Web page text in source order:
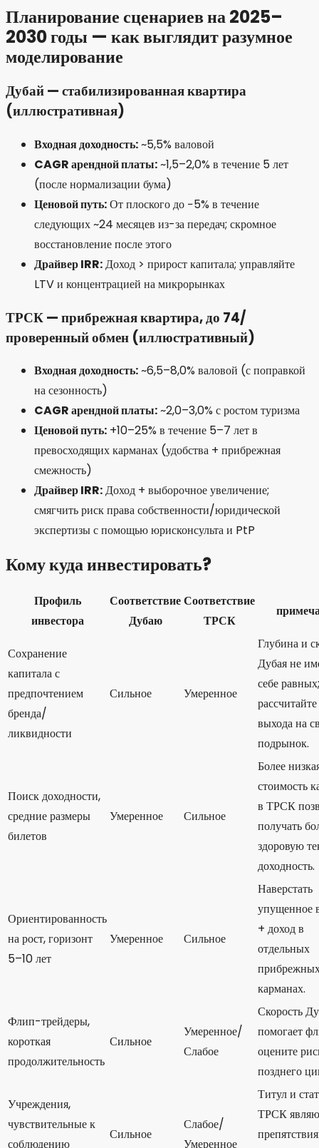
Планирование сценариев на 2025–
2030 годы — как выглядит разумное
моделирование
Дубай — стабилизированная квартира
(иллюстративная)
Входная доходность:~5,5% валовой
CAGR арендной платы:~1,5–2,0% в течение 5 лет
(после нормализации бума)
Ценовой путь:От плоского до −5% в течение
следующих ~24 месяцев из-за передач; скромное
восстановление после этого
Драйвер IRR:Доход > прирост капитала; управляйте
LTV и концентрацией на микрорынках
ТРСК — прибрежная квартира, до 74/
проверенный обмен (иллюстративный)
Входная доходность:~6,5–8,0% валовой (с поправкой
на сезонность)
CAGR арендной платы:~2,0–3,0% с ростом туризма
Ценовой путь: +10–25% в течение 5–7 лет в
превосходящих карманах (удобства + прибрежная
смежность)
Драйвер IRR:Доход + выборочное увеличение;
смягчить риск права собственности/юридической
экспертизы с помощью юрисконсульта и PtP
Кому куда инвестировать?
Профиль
инвестора
Соответствие
Дубаю
Соответствие
ТРСК
Сохранение
капитала с
предпочтением
бренда/
ликвидности
Сильное Умеренное
Глубина и
Дубая не
себе равных;
выхода на
подрынок.
Поиск доходности,
средние размеры
билетов
Умеренное Сильное
Более
стоимость
в ТРСК
получать
здоровую
доходность.
Ориентированность
на рост, горизонт
5–10 лет
Умеренное Сильное
Наверстать
упущенное
+ доход в
отдельных
карманах.
Флип-трейдеры,
короткая
продолжительность
Сильное
Умеренное/
Слабое
Скорость
помогает
оцените
позднего
Учреждения,
чувствительные к
соблюдению
Сильное
Слабое/
Умеренное
Титул и
ТРСК